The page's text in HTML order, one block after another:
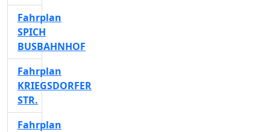
Fahrplan
SPICH
BUSBAHNHOF
Fahrplan
KRIEGSDORFER
STR.
Fahrplan